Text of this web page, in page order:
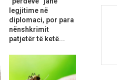
legjitime në
diplomaci, por para
nënshkrimit
patjetër të ketë...